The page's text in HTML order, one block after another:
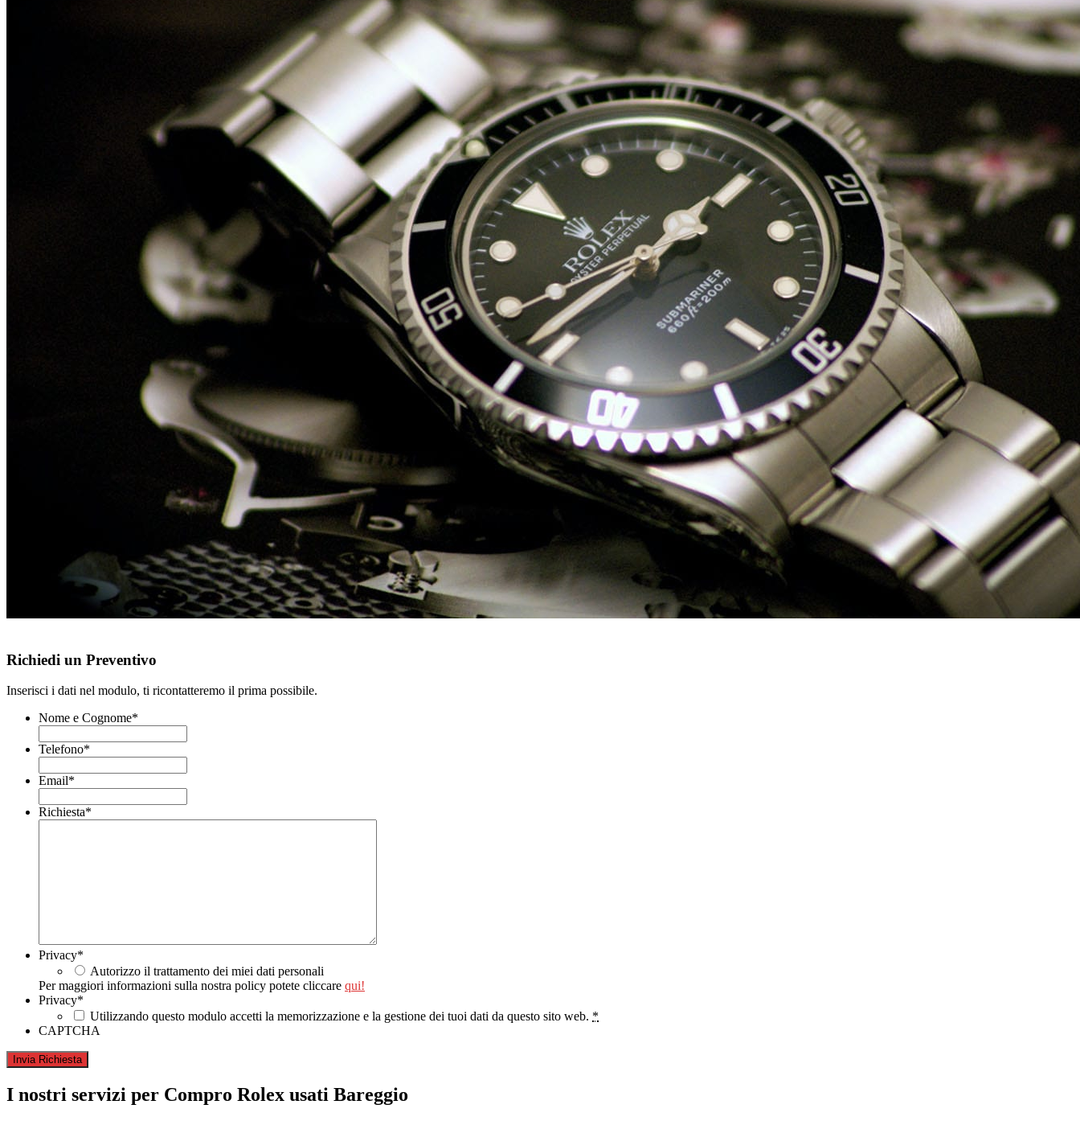
Richiedi un Preventivo
Inserisci i dati nel modulo, ti ricontatteremo il prima possibile.
Nome e Cognome*
Telefono*
Email*
Richiesta*
Privacy*
Autorizzo il trattamento dei miei dati personali
Per maggiori informazioni sulla nostra policy potete cliccare qui!
Privacy*
Utilizzando questo modulo accetti la memorizzazione e la gestione dei tuoi dati da questo sito web. *
CAPTCHA
I nostri servizi per Compro Rolex usati Bareggio